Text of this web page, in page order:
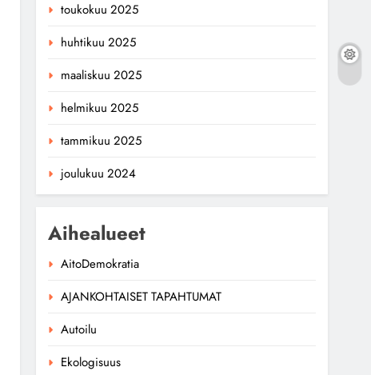
toukokuu 2025
huhtikuu 2025
maaliskuu 2025
helmikuu 2025
tammikuu 2025
joulukuu 2024
Aihealueet
AitoDemokratia
AJANKOHTAISET TAPAHTUMAT
Autoilu
Ekologisuus